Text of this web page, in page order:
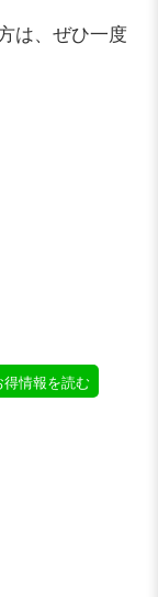
は、ぜひ一度
得情報を読む